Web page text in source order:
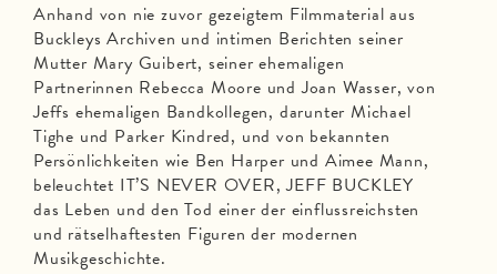
Anhand von nie zuvor gezeigtem Filmmaterial aus
Buckleys Archiven und intimen Berichten seiner
Mutter Mary Guibert, seiner ehemaligen
Partnerinnen Rebecca Moore und Joan Wasser, von
Jeffs ehemaligen Bandkollegen, darunter Michael
Tighe und Parker Kindred, und von bekannten
Persönlichkeiten wie Ben Harper und Aimee Mann,
beleuchtet IT’S NEVER OVER, JEFF BUCKLEY
das Leben und den Tod einer der einflussreichsten
und rätselhaftesten Figuren der modernen
Musikgeschichte.